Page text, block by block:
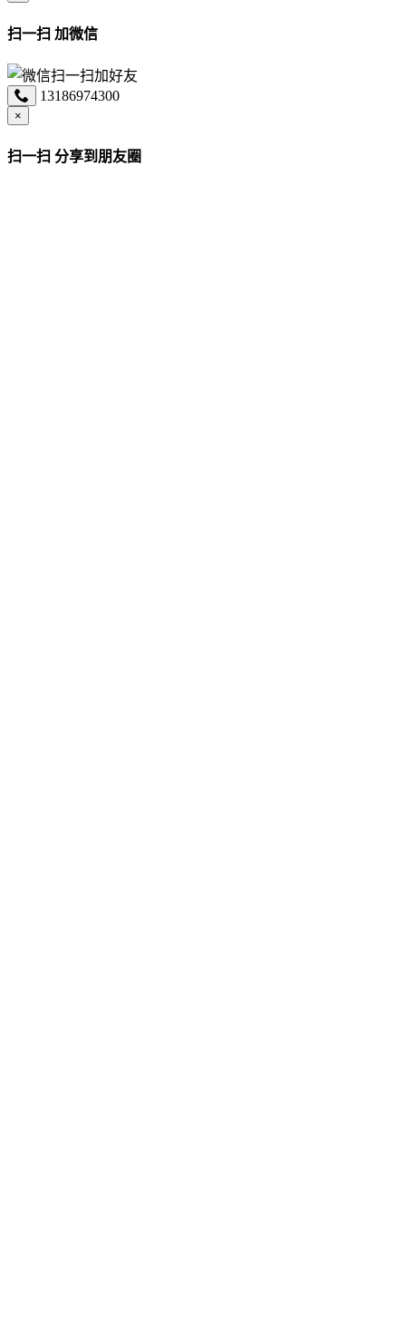
扫一扫 加微信
13186974300
×
扫一扫 分享到朋友圈